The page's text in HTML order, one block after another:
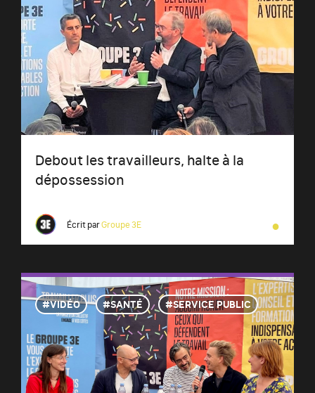
Debout les travailleurs, halte à la
dépossession
Écrit parGroupe 3E ●
VIDÉO SANTÉ SERVICE PUBLIC